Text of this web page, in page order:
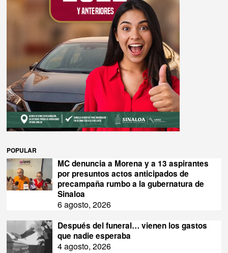
POPULAR
MC denuncia a Morena y a 13 aspirantes
por presuntos actos anticipados de
precampaña rumbo a la gubernatura de
Sinaloa
6 agosto, 2026
Después del funeral… vienen los gastos
que nadie esperaba
4 agosto, 2026